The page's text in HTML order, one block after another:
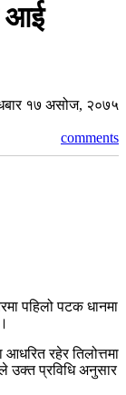
आई
१७ असोज, २०७५
comments
पहिलो पटक धानमा
रहेर तिलोत्तमा
उक्त प्रविधि अनुसार